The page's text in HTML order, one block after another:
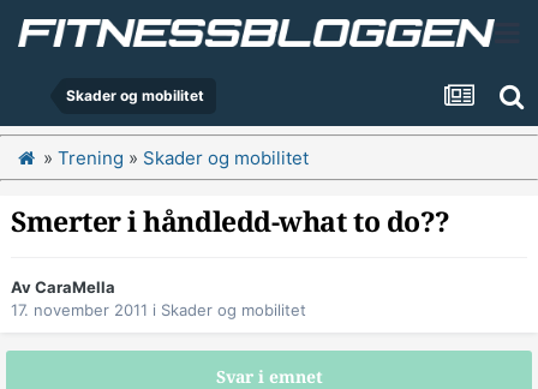
Skader og mobilitet
» Trening » Skader og mobilitet
Smerter i håndledd-what to do??
AvCaraMella
17. november 2011 i Skader og mobilitet
Svar i emnet